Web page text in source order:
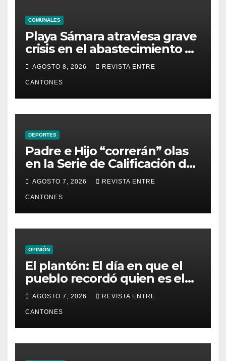
COMUNALES
Playa Sámara atraviesa grave
crisis en el abastecimiento de
agua potable
AGOSTO 8, 2026 REVISTA ENTRE
CANTONES
DEPORTES
Padre e Hijo “correrán” olas
en la Serie de Calificación de
la Liga Mundial de Surf
AGOSTO 7, 2026 REVISTA ENTRE
CANTONES
OPINIÓN
El plantón: El día en que el
pueblo recordó quien es el
dueño de la República
AGOSTO 7, 2026 REVISTA ENTRE
CANTONES